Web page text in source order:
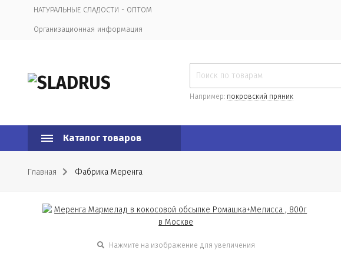
НАТУРАЛЬНЫЕ СЛАДОСТИ - ОПТОМ
Организационная информация
Например: покровский пряник
Каталог товаров
Главная Фабрика Меренга
Нажмите на изображение для увеличения